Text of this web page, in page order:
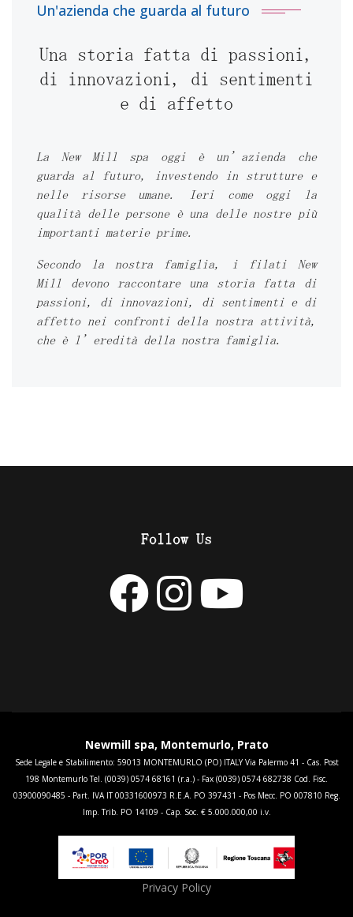
Una storia fatta di passioni,
di innovazioni, di sentimenti
e di affetto
Un'azienda che guarda al futuro
La New Mill spa oggi è un’azienda che
guarda al futuro, investendo in strutture e
nelle risorse umane. Ieri come oggi la
qualità delle persone è una delle nostre più
importanti materie prime.
Secondo la nostra famiglia, i filati New
Mill devono raccontare una storia fatta di
passioni, di innovazioni, di sentimenti e di
affetto nei confronti della nostra attività,
che è l’eredità della nostra famiglia.
Follow Us
Newmill spa, Montemurlo, Prato
Sede Legale e Stabilimento: 59013 MONTEMURLO (PO) ITALY Via Palermo 41 - Cas. Post
198 Montemurlo Tel. (0039) 0574 68161 (r.a.) - Fax (0039) 0574 682738 Cod. Fisc.
03900090485 - Part. IVA IT 00331600973 R.E.A. PO 397431 - Pos Mecc. PO 007810 Reg.
Imp. Trib. PO 14109 - Cap. Soc. € 5.000.000,00 i.v.
Privacy Policy